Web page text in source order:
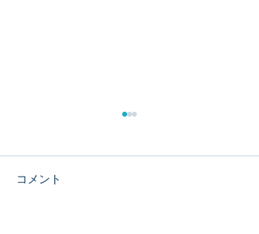
コメント